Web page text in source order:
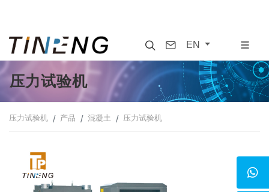
SearchContact
EN
压力试验机
压力试验机 产品 混凝土 压力试验机